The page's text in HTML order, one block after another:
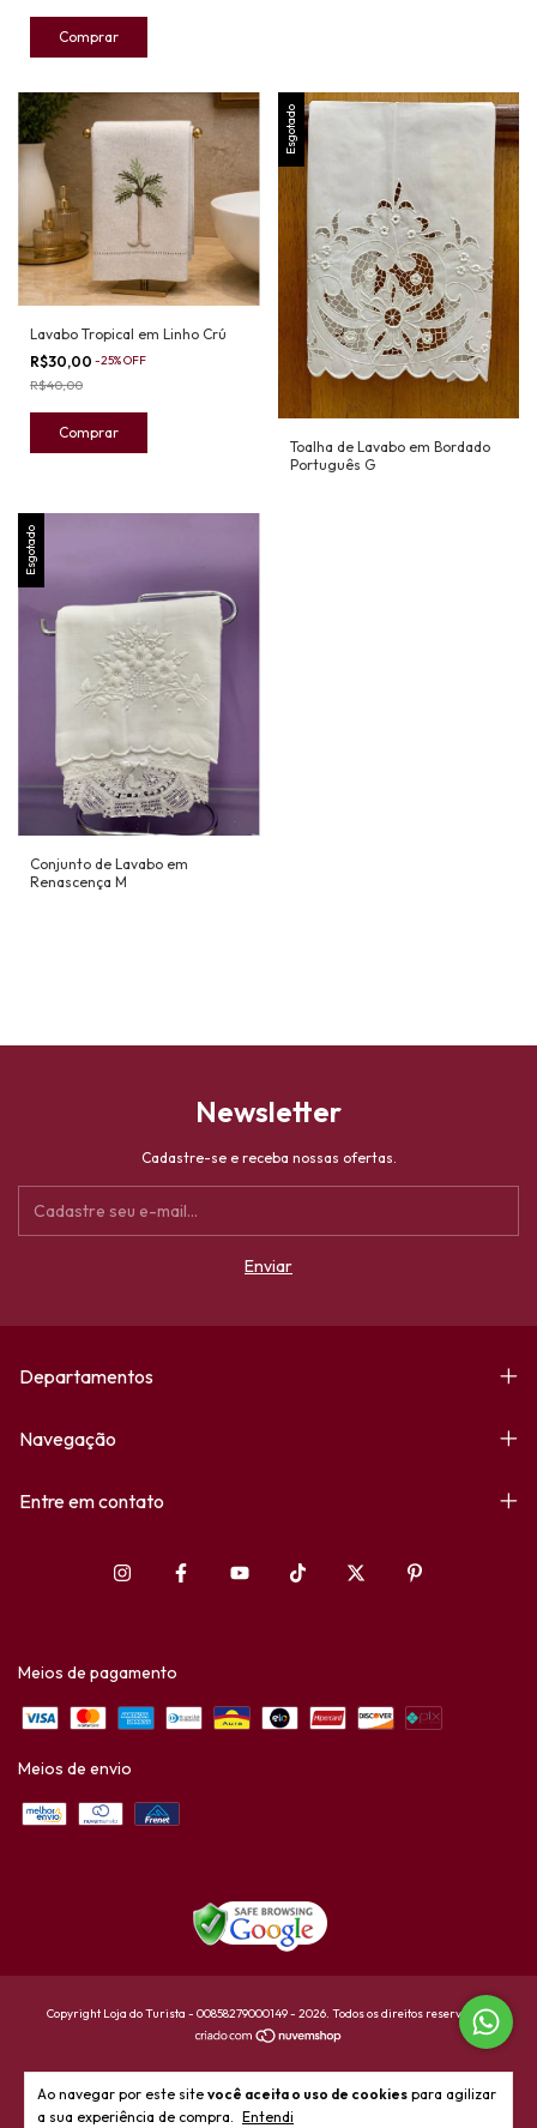
Ao navegar por este site você aceita o uso de cookies para agilizar
a sua experiência de compra. Entendi
Lavabo Tropical em Linho Crú
R$30,00 -25%OFF
R$40,00
Esgotado
Toalha de Lavabo em Bordado
Português G
Esgotado
Conjunto de Lavabo em
Renascença M
Newsletter
Cadastre-se e receba nossas ofertas.
Departamentos
Navegação
Entre em contato
Meios de pagamento
Meios de envio
Copyright Loja do Turista - 00858279000149 - 2026. Todos os direitos reservados.